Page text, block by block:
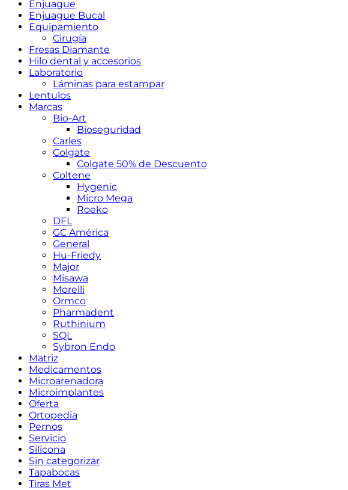
Enjuague
Enjuague Bucal
Equipamiento
Cirugía
Fresas Diamante
Hilo dental y accesorios
Laboratorio
Láminas para estampar
Lentulos
Marcas
Bio-Art
Bioseguridad
Carles
Colgate
Colgate 50% de Descuento
Coltene
Hygenic
Micro Mega
Roeko
DFL
GC América
General
Hu-Friedy
Major
Misawa
Morelli
Ormco
Pharmadent
Ruthinium
SQL
Sybron Endo
Matriz
Medicamentos
Microarenadora
Microimplantes
Oferta
Ortopedia
Pernos
Servicio
Silicona
Sin categorizar
Tapabocas
Tiras Met